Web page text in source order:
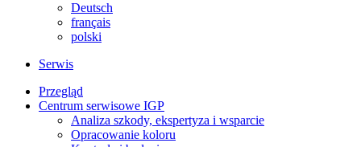
Deutsch
français
polski
Serwis
Przegląd
Centrum serwisowe IGP
Analiza szkody, ekspertyza i wsparcie
Opracowanie koloru